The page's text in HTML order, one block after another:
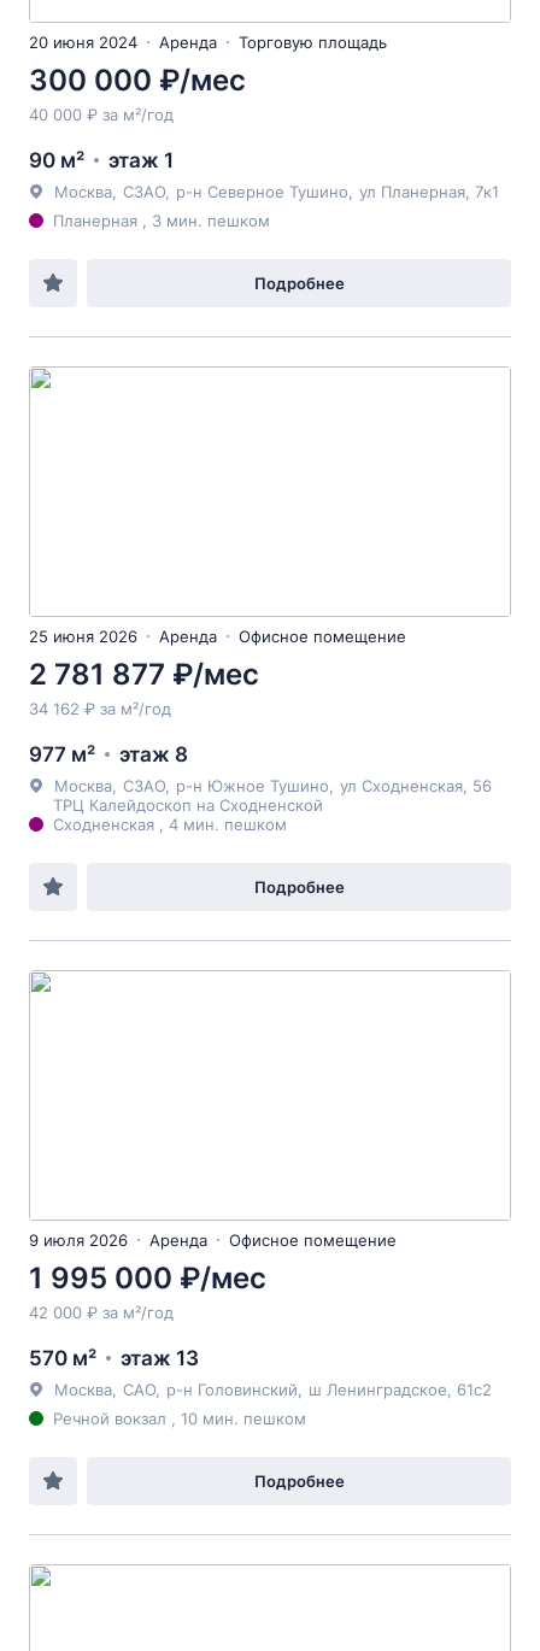
20 июня 2024 Аренда Торговую площадь
300 000 ₽/мес
40 000 ₽ за м²/год
90 м² этаж 1
Москва СЗАО р-н Северное Тушино ул Планерная , 7к1
Планерная , 3 мин. пешком
Подробнее
25 июня 2026 Аренда Офисное помещение
2 781 877 ₽/мес
34 162 ₽ за м²/год
977 м² этаж 8
Москва СЗАО р-н Южное Тушино ул Сходненская , 56
ТРЦ Калейдоскоп на Сходненской
Сходненская , 4 мин. пешком
Подробнее
9 июля 2026 Аренда Офисное помещение
1 995 000 ₽/мес
42 000 ₽ за м²/год
570 м² этаж 13
Москва САО р-н Головинский ш Ленинградское , 61с2
Речной вокзал , 10 мин. пешком
Подробнее